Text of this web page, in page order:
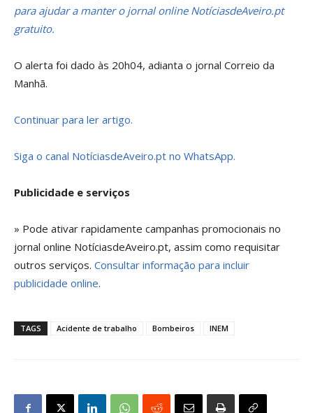
para ajudar a manter o jornal online NotíciasdeAveiro.pt
gratuito.
O alerta foi dado às 20h04, adianta o jornal Correio da
Manhã.
Continuar para ler artigo.
Siga o canal NotíciasdeAveiro.pt no WhatsApp.
Publicidade e serviços
» Pode ativar rapidamente campanhas promocionais no
jornal online NotíciasdeAveiro.pt, assim como requisitar
outros serviços. Consultar informação para incluir
publicidade online.
TAGS Acidente de trabalho Bombeiros INEM